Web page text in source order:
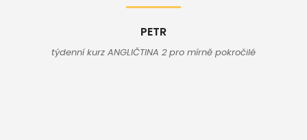
PETR
týdenní kurz ANGLIČTINA 2 pro mírně pokročilé